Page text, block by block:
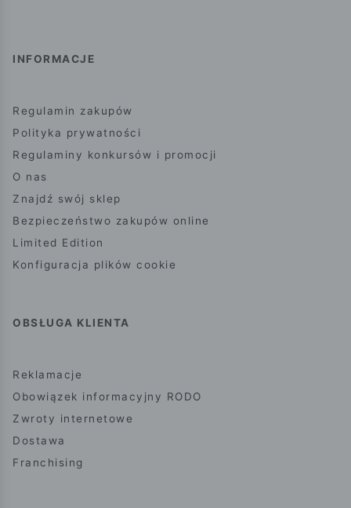
INFORMACJE
Regulamin zakupów
Polityka prywatności
Regulaminy konkursów i promocji
O nas
Znajdź swój sklep
Bezpieczeństwo zakupów online
Limited Edition
Konfiguracja plików cookie
OBSŁUGA KLIENTA
Reklamacje
Obowiązek informacyjny RODO
Zwroty internetowe
Dostawa
Franchising